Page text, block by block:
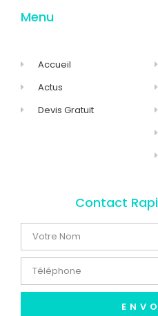
Menu
Accueil
Actus
Devis Gratuit
Contact